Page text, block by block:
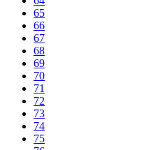
65
66
67
68
69
70
71
72
73
74
75